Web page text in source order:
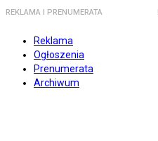
REKLAMA I PRENUMERATA
Reklama
Ogłoszenia
Prenumerata
Archiwum